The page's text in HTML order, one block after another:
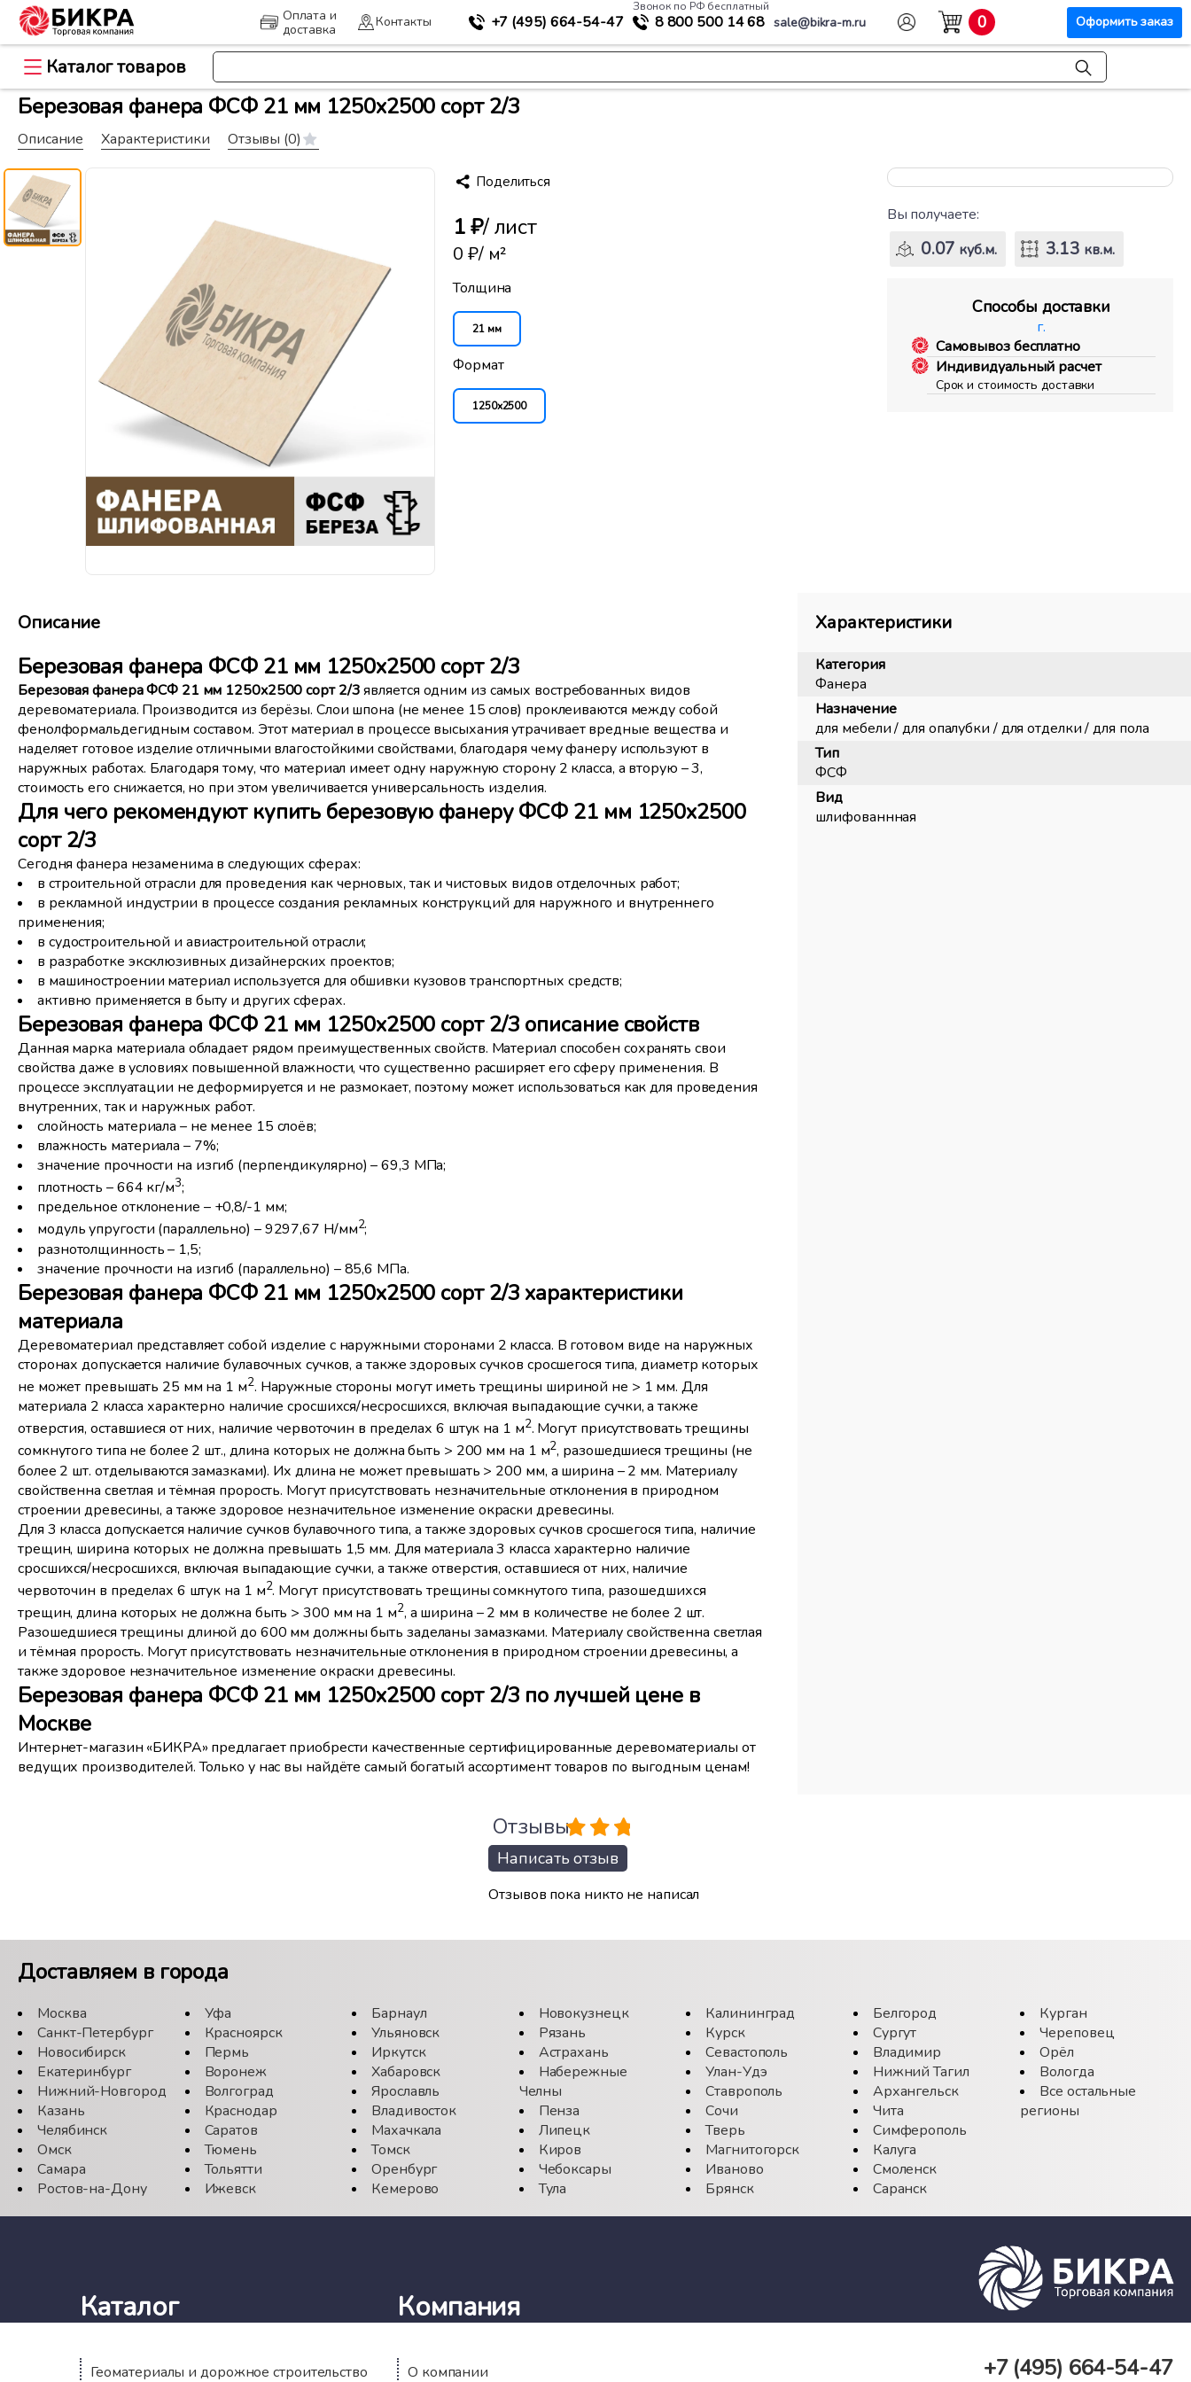
Оплата и
доставка
Контакты +7 (495) 664-54-47
Звонок по РФ бесплатный
8 800 500 14 68 sale@bikra-m.ru 0 Оформить заказ
Каталог товаров
Березовая фанера ФСФ 21 мм 1250x2500 сорт 2/3
Описание Характеристики Отзывы (0)
Поделиться
1 ₽/ лист
0 ₽/ м²
Толщина
21 мм
Формат
1250x2500
Вы получаете:
0.07 куб.м. 3.13 кв.м.
Способы доставки
г.
Самовывоз бесплатно
Индивидуальный расчет
Срок и стоимость доставки
Описание
Березовая фанера ФСФ 21 мм 1250x2500 сорт 2/3
Березовая фанера ФСФ 21 мм 1250x2500 сорт 2/3является одним из самых востребованных видов
деревоматериала. Производится из берёзы. Слои шпона (не менее 15 слов) проклеиваются между собой
фенолформальдегидным составом. Этот материал в процессе высыхания утрачивает вредные вещества и
наделяет готовое изделие отличными влагостойкими свойствами, благодаря чему фанеру используют в
наружных работах. Благодаря тому, что материал имеет одну наружную сторону 2 класса, а вторую – 3,
стоимость его снижается, но при этом увеличивается универсальность изделия.
Для чего рекомендуют купить березовую фанеру ФСФ 21 мм 1250x2500
сорт 2/3
Сегодня фанера незаменима в следующих сферах:
в строительной отрасли для проведения как черновых, так и чистовых видов отделочных работ;
в рекламной индустрии в процессе создания рекламных конструкций для наружного и внутреннего
применения;
в судостроительной и авиастроительной отрасли;
в разработке эксклюзивных дизайнерских проектов;
в машиностроении материал используется для обшивки кузовов транспортных средств;
активно применяется в быту и других сферах.
Березовая фанера ФСФ 21 мм 1250x2500 сорт 2/3 описание свойств
Данная марка материала обладает рядом преимущественных свойств. Материал способен сохранять свои
свойства даже в условиях повышенной влажности, что существенно расширяет его сферу применения. В
процессе эксплуатации не деформируется и не размокает, поэтому может использоваться как для проведения
внутренних, так и наружных работ.
слойность материала – не менее 15 слоёв;
влажность материала – 7%;
значение прочности на изгиб (перпендикулярно) – 69,3 МПа;
плотность – 664 кг/м3;
предельное отклонение – +0,8/-1 мм;
модуль упругости (параллельно) – 9297,67 Н/мм2;
разнотолщинность – 1,5;
значение прочности на изгиб (параллельно) – 85,6 МПа.
Березовая фанера ФСФ 21 мм 1250x2500 сорт 2/3 характеристики
материала
Деревоматериал представляет собой изделие с наружными сторонами 2 класса. В готовом виде на наружных
сторонах допускается наличие булавочных сучков, а также здоровых сучков сросшегося типа, диаметр которых
не может превышать 25 мм на 1 м2. Наружные стороны могут иметь трещины шириной не > 1 мм. Для
материала 2 класса характерно наличие сросшихся/несросшихся, включая выпадающие сучки, а также
отверстия, оставшиеся от них, наличие червоточин в пределах 6 штук на 1 м2. Могут присутствовать трещины
сомкнутого типа не более 2 шт., длина которых не должна быть > 200 мм на 1 м2, разошедшиеся трещины (не
более 2 шт. отделываются замазками). Их длина не может превышать > 200 мм, а ширина – 2 мм. Материалу
свойственна светлая и тёмная прорость. Могут присутствовать незначительные отклонения в природном
строении древесины, а также здоровое незначительное изменение окраски древесины.
Для 3 класса допускается наличие сучков булавочного типа, а также здоровых сучков сросшегося типа, наличие
трещин, ширина которых не должна превышать 1,5 мм. Для материала 3 класса характерно наличие
сросшихся/несросшихся, включая выпадающие сучки, а также отверстия, оставшиеся от них, наличие
червоточин в пределах 6 штук на 1 м2. Могут присутствовать трещины сомкнутого типа, разошедшихся
трещин, длина которых не должна быть > 300 мм на 1 м2, а ширина – 2 мм в количестве не более 2 шт.
Разошедшиеся трещины длиной до 600 мм должны быть заделаны замазками. Материалу свойственна светлая
и тёмная прорость. Могут присутствовать незначительные отклонения в природном строении древесины, а
также здоровое незначительное изменение окраски древесины.
Березовая фанера ФСФ 21 мм 1250x2500 сорт 2/3 по лучшей цене в
Москве
Интернет-магазин «БИКРА» предлагает приобрести качественные сертифицированные деревоматериалы от
ведущих производителей. Только у нас вы найдёте самый богатый ассортимент товаров по выгодным ценам!
Характеристики
Категория
Фанера
Назначение
для мебели / для опалубки / для отделки / для пола
Тип
ФСФ
Вид
шлифованнная
Отзывы
Написать отзыв
Отзывов пока никто не написал
Доставляем в города
Москва
Санкт-Петербург
Новосибирск
Екатеринбург
Нижний-Новгород
Казань
Челябинск
Омск
Самара
Ростов-на-Дону
Уфа
Красноярск
Пермь
Воронеж
Волгоград
Краснодар
Саратов
Тюмень
Тольятти
Ижевск
Барнаул
Ульяновск
Иркутск
Хабаровск
Ярославль
Владивосток
Махачкала
Томск
Оренбург
Кемерово
Новокузнецк
Рязань
Астрахань
Набережные
Челны
Пенза
Липецк
Киров
Чебоксары
Тула
Калининград
Курск
Севастополь
Улан-Удэ
Ставрополь
Сочи
Тверь
Магнитогорск
Иваново
Брянск
Белгород
Сургут
Владимир
Нижний Тагил
Архангельск
Чита
Симферополь
Калуга
Смоленск
Саранск
Курган
Череповец
Орёл
Вологда
Все остальные
регионы
Каталог
Геоматериалы и дорожное строительство
Компания
О компании +7 (495) 664-54-47